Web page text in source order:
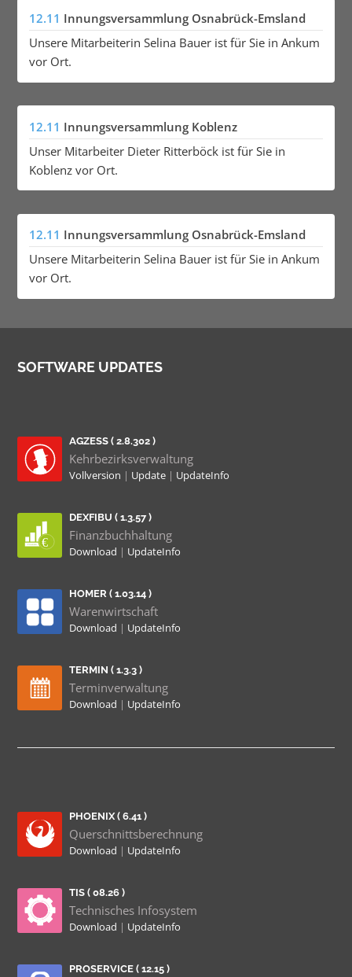
12.11 Innungsversammlung Osnabrück-Emsland
Unsere Mitarbeiterin Selina Bauer ist für Sie in Ankum
vor Ort.
12.11 Innungsversammlung Koblenz
Unser Mitarbeiter Dieter Ritterböck ist für Sie in
Koblenz vor Ort.
12.11 Innungsversammlung Osnabrück-Emsland
Unsere Mitarbeiterin Selina Bauer ist für Sie in Ankum
vor Ort.
SOFTWARE UPDATES
AGZESS ( 2.8.302 )
Kehrbezirksverwaltung
Vollversion | Update | UpdateInfo
DEXFIBU ( 1.3.57 )
Finanzbuchhaltung
Download | UpdateInfo
HOMER ( 1.03.14 )
Warenwirtschaft
Download | UpdateInfo
TERMIN ( 1.3.3 )
Terminverwaltung
Download | UpdateInfo
PHOENIX ( 6.41 )
Querschnittsberechnung
Download | UpdateInfo
TIS ( 08.26 )
Technisches Infosystem
Download | UpdateInfo
PROSERVICE ( 12.15 )